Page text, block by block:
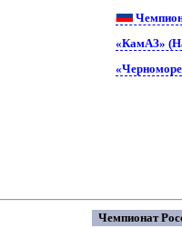
«КамАЗ»
Чемпионат